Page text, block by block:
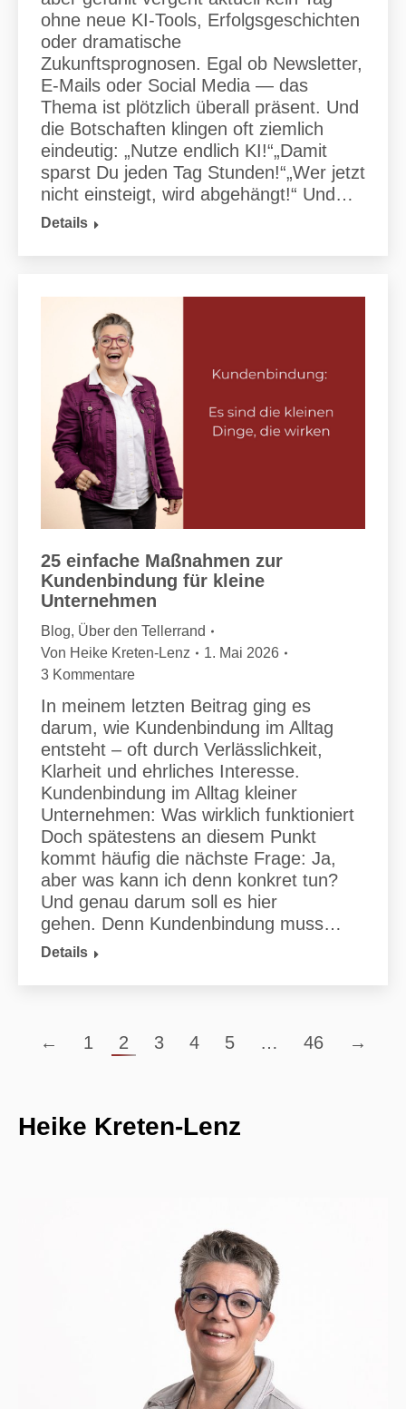
ohne neue KI-Tools, Erfolgsgeschichten
oder dramatische
Zukunftsprognosen. Egal ob Newsletter,
E-Mails oder Social Media — das
Thema ist plötzlich überall präsent. Und
die Botschaften klingen oft ziemlich
eindeutig: „Nutze endlich KI!“„Damit
sparst Du jeden Tag Stunden!“„Wer jetzt
nicht einsteigt, wird abgehängt!“ Und…
Details
25 einfache Maßnahmen zur
Kundenbindung für kleine
Unternehmen
Blog, Über den Tellerrand
Von Heike Kreten-Lenz
1. Mai 2026
3 Kommentare
In meinem letzten Beitrag ging es
darum, wie Kundenbindung im Alltag
entsteht – oft durch Verlässlichkeit,
Klarheit und ehrliches Interesse.
Kundenbindung im Alltag kleiner
Unternehmen: Was wirklich funktioniert
Doch spätestens an diesem Punkt
kommt häufig die nächste Frage: Ja,
aber was kann ich denn konkret tun?
Und genau darum soll es hier
gehen. Denn Kundenbindung muss…
Details
← 1 2 3 4 5 … 46 →
Heike Kreten-Lenz